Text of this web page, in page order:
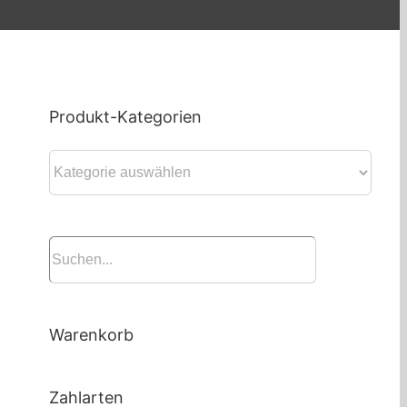
Produkt-Kategorien
Warenkorb
Zahlarten